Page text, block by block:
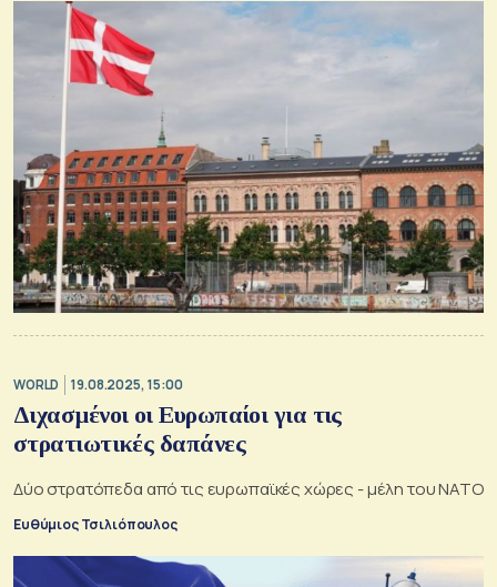
WORLD 19.08.2025, 15:00
Διχασμένοι οι Ευρωπαίοι για τις
στρατιωτικές δαπάνες
Δύο στρατόπεδα από τις ευρωπαϊκές χώρες - μέλη του ΝΑΤΟ
Ευθύμιος Τσιλιόπουλος